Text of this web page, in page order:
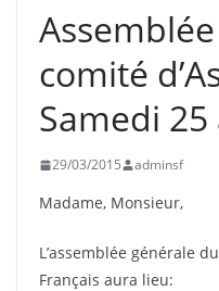
comité
Samedi
29/03/2015 adminsf
Madame, Monsieur,
L’assemblée générale
Français aura lieu: